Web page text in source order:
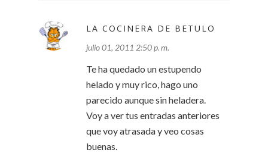
LA COCINERA DE BETULO
julio 01, 2011 2:50 p. m.
Te ha quedado un estupendo
helado y muy rico, hago uno
parecido aunque sin heladera.
Voy a ver tus entradas anteriores
que voy atrasada y veo cosas
buenas.